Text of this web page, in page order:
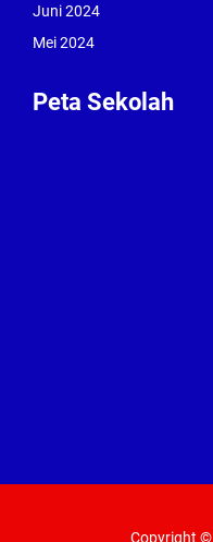
Juni 2024
Mei 2024
Peta Sekolah
Copyright ©